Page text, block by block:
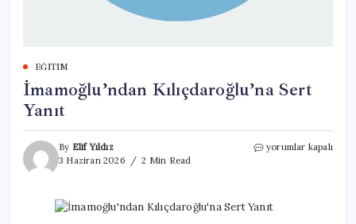
EĞITIM
İmamoğlu’ndan Kılıçdaroğlu’na Sert
Yanıt
By Elif Yıldız
3 Haziran 2026
2 Min Read
İmamoğlu’ndan
yorumlar kapalı